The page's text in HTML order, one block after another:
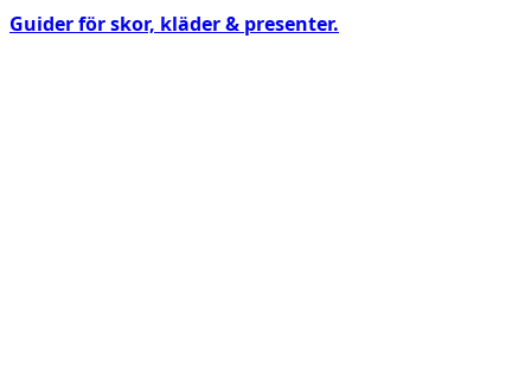
Guider för skor, kläder & presenter.